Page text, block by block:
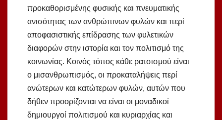
προκαθορισμένης φυσικής και πνευματικής
ανισότητας των ανθρώπινων φυλών και περί
αποφασιστικής επίδρασης των φυλετικών
διαφορών στην ιστορία και τον πολιτισμό της
κοινωνίας. Κοινός τόπος κάθε ρατσισμού είναι
ο μισανθρωπισμός, οι προκαταλήψεις περί
ανώτερων και κατώτερων φυλών, αυτών που
δήθεν προορίζονται να είναι οι μοναδικοί
δημιουργοί πολιτισμού και κυριαρχίας και